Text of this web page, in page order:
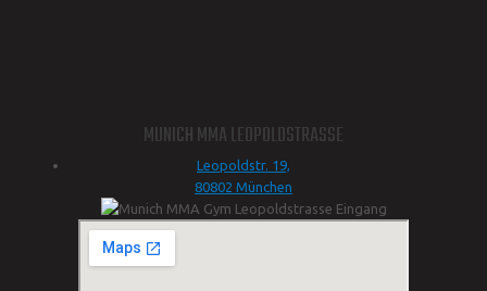
MUNICH MMA LEOPOLDSTRASSE
Leopoldstr. 19,
80802 München